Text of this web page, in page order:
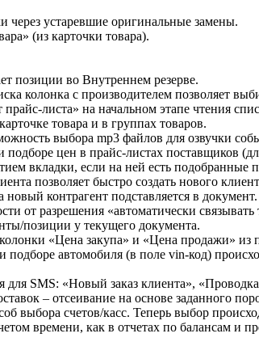
устаревшие оригинальные замены.
(из карточки товара).
позиции во Внутреннем резерве.
колонка с производителем позволяет
листа» на начальном этапе чтения
товара и в группах товаров.
выбора mp3 файлов для озвучки
цен в прайс-листах поставщиков
вкладки, если на ней есть подобранные
позволяет быстро создать нового
контрагент подставляется в документ.
от разрешения «автоматически
позиции у текущего документа.
«Цена закупа» и «Цена продажи»
подборе автомобиля (в поле vin-код)
SMS: «Новый заказ клиента», «Проводка
– отсеивание на основе заданного
выбора счетов/касс. Теперь выбор
времени, как в отчетах по балансам и